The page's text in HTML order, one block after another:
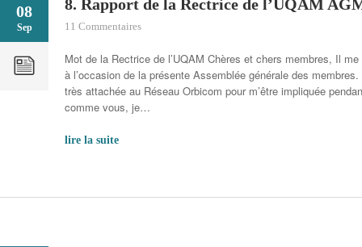
08
Sep
8. Rapport de la Rectrice de l’UQAM
11 Commentaires
Mot de la Rectrice de l’UQAM Chères et chers membres, Il
à l’occasion de la présente Assemblée générale des
très attachée au Réseau Orbicom pour m’être impliquée
comme vous, je…
lire la suite